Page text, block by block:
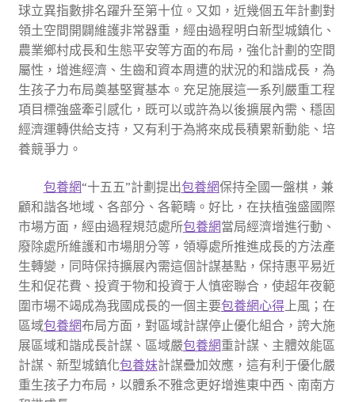
球立異指數排名躍升至第十位。又如，近幾個五年計劃對
領土空間開闢維護非常器重，經由過程明白新型城鎮化、
農業鄉村成長和生態平安等方面的布局，強化計劃的空間
屬性，增進經濟、生齒和資本周遭的狀況的和諧成長，為
生孩子力布局奠基堅實基本。充足施展這一系列嚴重工程
項目標強盛牽引感化，既可以或許為以後擴展內需、穩固
經濟運轉供給支持，又有利于為將來成長積累新動能、培
養競爭力。
包養網“十五五”計劃提出包養網保持全國一盤棋，兼
顧和諧各地域、各部分、各範疇。好比，在扶植強盛國際
市場方面，經由過程規范處所包養網當局經濟增進行動、
廢除處所維護和市場朋分等，領導處所推進成長的方法產
生轉變，同時保持擴展內需這個計謀基點，保持惠平易近
生和促花費、投資于物和投資于人慎密聯合，使超年夜範
圍市場不竭成為我國成長的一個主要包養網心得上風；在
區域包養網布局方面，對區域計謀停止優化組合，誇大施
展區域和諧成長計謀、區域嚴包養網重計謀、主體效能區
計謀、新型城鎮化包養妹計謀疊加效應，這有利于優化嚴
重生孩子力布局，以體系不雅念更好增進東中西、南南方